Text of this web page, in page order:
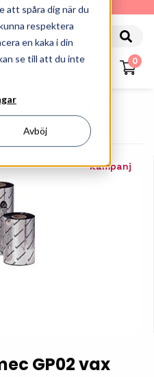
att spåra dig när du
respektera
en kaka i din
se till att du inte
Avböj
0
Kampanj
GP02 vax